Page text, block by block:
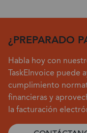
¿PREPARADO
Habla hoy con
TaskEInvoice puede
cumplimiento
financieras y
la facturación